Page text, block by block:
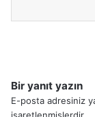
Bir yanıt yazın
E-posta adresiniz
işaretlenmişlerdir